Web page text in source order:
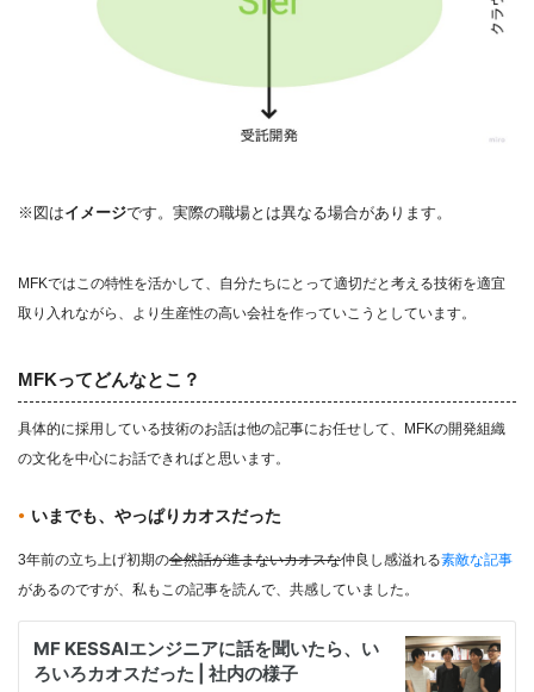
※図はイメージです。実際の職場とは異なる場合があります。
MFKではこの特性を活かして、自分たちにとって適切だと考える技術を適宜
取り入れながら、より生産性の高い会社を作っていこうとしています。
MFKってどんなとこ？
具体的に採用している技術のお話は他の記事にお任せして、MFKの開発組織
の文化を中心にお話できればと思います。
いまでも、やっぱりカオスだった
3年前の立ち上げ初期の全然話が進まないカオスな仲良し感溢れる素敵な記事
があるのですが、私もこの記事を読んで、共感していました。